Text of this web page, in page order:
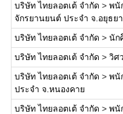
บริษัท ไทยลอตเต้ จำกัด > พนั
จักรยานยนต์ ประจำ จ.อยุธยา
บริษัท ไทยลอตเต้ จำกัด > นัก
บริษัท ไทยลอตเต้ จำกัด > วิศ
บริษัท ไทยลอตเต้ จำกัด > พนั
ประจำ จ.หนองคาย
บริษัท ไทยลอตเต้ จำกัด > พนั